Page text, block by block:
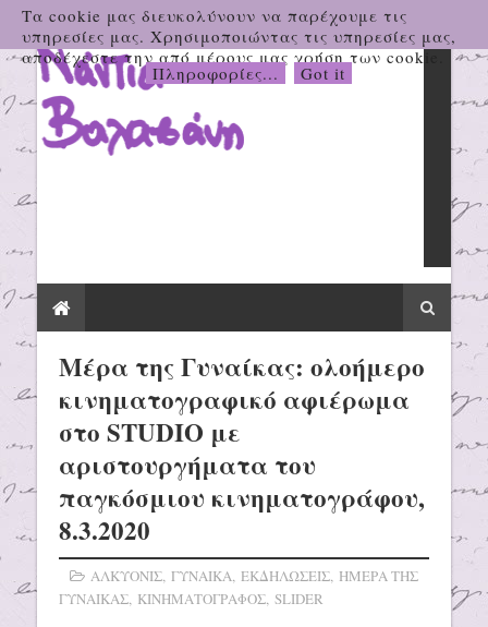
Μέρα της Γυναίκας: ολοήμερο
κινηματογραφικό αφιέρωμα
στο STUDIO με
αριστουργήματα του
παγκόσμιου κινηματογράφου,
8.3.2020
ΑΛΚΥΟΝΙΣ, ΓΥΝΑΙΚΑ, ΕΚΔΗΛΩΣΕΙΣ, ΗΜΕΡΑ ΤΗΣ
ΓΥΝΑΙΚΑΣ, ΚΙΝΗΜΑΤΟΓΡΑΦΟΣ, SLIDER
Τα cookie μας διευκολύνουν να παρέχουμε τις
υπηρεσίες μας. Χρησιμοποιώντας τις υπηρεσίες μας,
αποδέχεστε την από μέρους μας χρήση των cookie.
Πληροφορίες... Got it